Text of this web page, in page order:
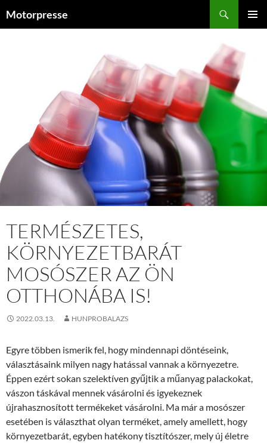
Motorpresse
TERMÉSZETES,
KÖRNYEZETBARÁT
MOSÓSZER AZ ÖN
OTTHONÁBA IS!
2022.03.13. HUNPROBALAZS
Egyre többen ismerik fel, hogy mindennapi döntéseink,
választásaink milyen nagy hatással vannak a környezetre.
Éppen ezért sokan szelektíven gyűjtik a műanyag palackokat,
vászon táskával mennek vásárolni és igyekeznek
újrahasznosított termékeket vásárolni. Ma már a mosószer
esetében is választhat olyan terméket, amely amellett, hogy
környezetbarát, egyben hatékony tisztítószer, mely új életre